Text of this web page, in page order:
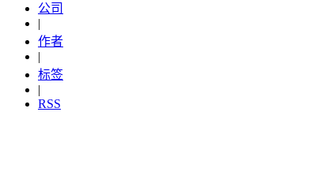
公司
|
作者
|
标签
|
RSS